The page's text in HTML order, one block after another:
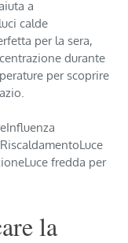
a
calde
per la sera,
durante
per scoprire
fredda per
la